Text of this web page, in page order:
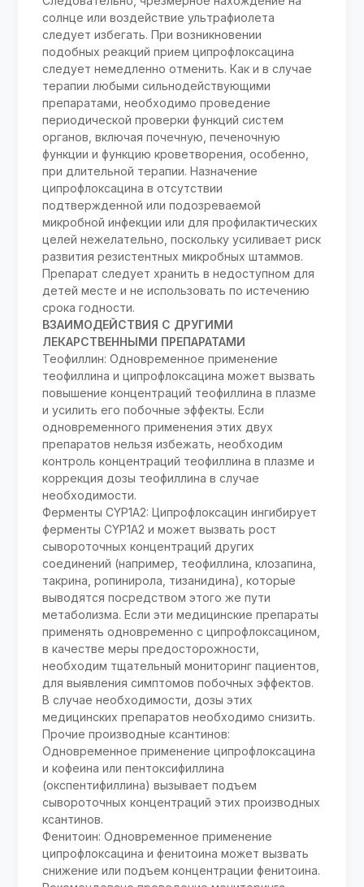
солнце или воздействие ультрафиолета
следует избегать. При возникновении
подобных реакций прием ципрофлоксацина
следует немедленно отменить. Как и в случае
терапии любыми сильнодействующими
препаратами, необходимо проведение
периодической проверки функций систем
органов, включая почечную, печеночную
функции и функцию кроветворения, особенно,
при длительной терапии. Назначение
ципрофлоксацина в отсутствии
подтвержденной или подозреваемой
микробной инфекции или для профилактических
целей нежелательно, поскольку усиливает риск
развития резистентных микробных штаммов.
Препарат следует хранить в недоступном для
детей месте и не использовать по истечению
срока годности.
ВЗАИМОДЕЙСТВИЯ С ДРУГИМИ
ЛЕКАРСТВЕННЫМИ ПРЕПАРАТАМИ
Теофиллин: Одновременное применение
теофиллина и ципрофлоксацина может вызвать
повышение концентраций теофиллина в плазме
и усилить его побочные эффекты. Если
одновременного применения этих двух
препаратов нельзя избежать, необходим
контроль концентраций теофиллина в плазме и
коррекция дозы теофиллина в случае
необходимости.
Ферменты CYP1A2: Ципрофлоксацин ингибирует
ферменты CYP1A2 и может вызвать рост
сывороточных концентраций других
соединений (например, теофиллина, клозапина,
такрина, ропинирола, тизанидина), которые
выводятся посредством этого же пути
метаболизма. Если эти медицинские препараты
применять одновременно с ципрофлоксацином,
в качестве меры предосторожности,
необходим тщательный мониторинг пациентов,
для выявления симптомов побочных эффектов.
В случае необходимости, дозы этих
медицинских препаратов необходимо снизить.
Прочие производные ксантинов:
Одновременное применение ципрофлоксацина
и кофеина или пентоксифиллина
(окспентифиллина) вызывает подъем
сывороточных концентраций этих производных
ксантинов.
Фенитоин: Одновременное применение
ципрофлоксацина и фенитоина может вызвать
снижение или подъем концентрации фенитоина.